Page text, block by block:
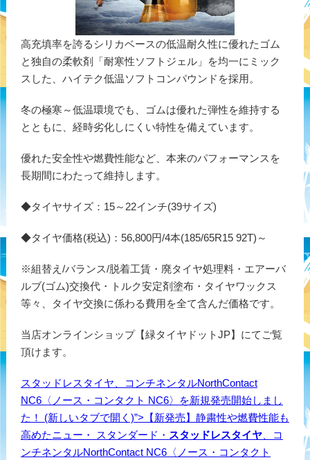
高充填率を誇るシリカベースの低温耐久性に優れたゴム
と独自の柔軟剤「耐寒性ソフトジェル」を均一にミック
スした、ハイテク低温ソフトコンパウンドを採用。
冬の極寒～低温環境でも、ゴムは優れた弾性を維持する
とともに、経時劣化しにくい特性を備えています。
優れた安全性や燃費性能など、本来のパフォーマンスを
長期間にわたって維持します。
◆タイヤサイズ：15～22インチ(39サイズ)
◆タイヤ価格(税込)：56,800円/4本(185/65R15 92T)～
※組替え/バランス/脱着工賃・廃タイヤ処理料・エアーバ
ルブ(ゴム)交換代・トルク安定剤塗布・タイヤワックス
等々、タイヤ交換に係わる費用を全て含んだ価格です。
当店オンラインショップ【緑タイヤドットJP】にてご覧
頂けます。
スタッドレスタイヤ、コンチネンタルNorthContact
NC6〈ノース・コンタクト NC6〉を新規発売開始しまし
た！ (新しいタブで開く)”>【新発売】静粛性や燃費性能も
高めたニュー・ スタンダード・ スタッドレスタイヤ、コ
ンチネンタルNorthContact NC6〈ノース・コンタクト